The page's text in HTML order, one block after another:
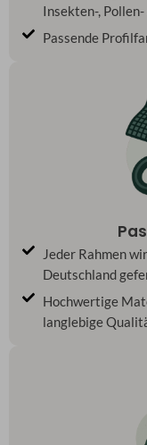
Insekten-,
Passende
Jeder Rahmen
Deutschland
Hochwertige
langlebige